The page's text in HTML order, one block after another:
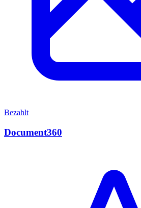
Bezahlt
Document360